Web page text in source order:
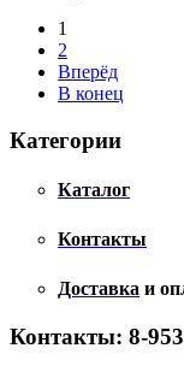
1
2
Вперёд
В конец
Категории
Каталог
Контакты
Доставка и
Контакты: 8-